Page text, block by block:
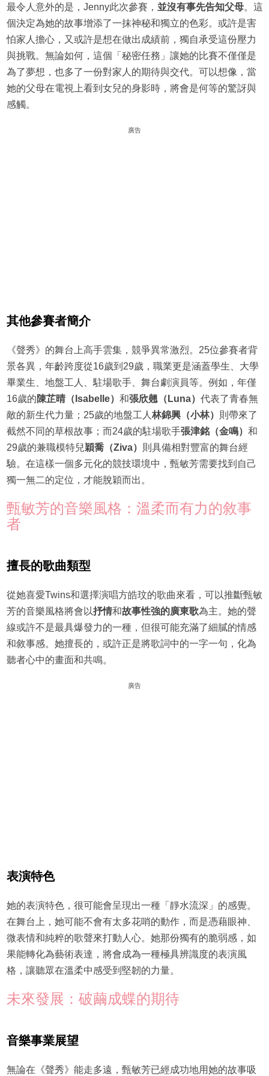
最令人意外的是，Jenny此次參賽， 並沒有事先告知父母。這
個決定為她的故事增添了一抹神秘和獨立的色彩。或許是害
怕家人擔心，又或許是想在做出成績前，獨自承受這份壓力
與挑戰。無論如何，這個「秘密任務」讓她的比賽不僅僅是
為了夢想，也多了一份對家人的期待與交代。可以想像，當
她的父母在電視上看到女兒的身影時，將會是何等的驚訝與
感觸。
廣告
其他參賽者簡介
《聲秀》的舞台上高手雲集，競爭異常激烈。25位參賽者背
景各異，年齡跨度從16歲到29歲，職業更是涵蓋學生、大學
畢業生、地盤工人、駐場歌手、舞台劇演員等。例如，年僅
16歲的陳芷晴（Isabelle） 和張欣翹（Luna） 代表了青春無
敵的新生代力量；25歲的地盤工人 林錦興（小林） 則帶來了
截然不同的草根故事；而24歲的駐場歌手張津銘（金鳴） 和
29歲的兼職模特兒穎喬（Ziva） 則具備相對豐富的舞台經
驗。在這樣一個多元化的競技環境中，甄敏芳需要找到自己
獨一無二的定位，才能脫穎而出。
甄敏芳的音樂風格：溫柔而有力的敘事
者
擅長的歌曲類型
從她喜愛Twins和選擇演唱方皓玟的歌曲來看，可以推斷甄敏
芳的音樂風格將會以抒情和故事性強的廣東歌為主。她的聲
線或許不是最具爆發力的一種，但很可能充滿了細膩的情感
和敘事感。她擅長的，或許正是將歌詞中的一字一句，化為
聽者心中的畫面和共鳴。
廣告
表演特色
她的表演特色，很可能會呈現出一種「靜水流深」的感覺。
在舞台上，她可能不會有太多花哨的動作，而是憑藉眼神、
微表情和純粹的歌聲來打動人心。她那份獨有的脆弱感，如
果能轉化為藝術表達，將會成為一種極具辨識度的表演風
格，讓聽眾在溫柔中感受到堅韌的力量。
未來發展：破繭成蝶的期待
音樂事業展望
無論在《聲秀》能走多遠，甄敏芳已經成功地用她的故事吸